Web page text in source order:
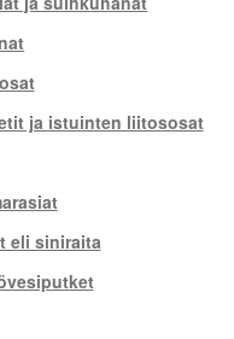
ja istuinten liitososat
eli siniraita